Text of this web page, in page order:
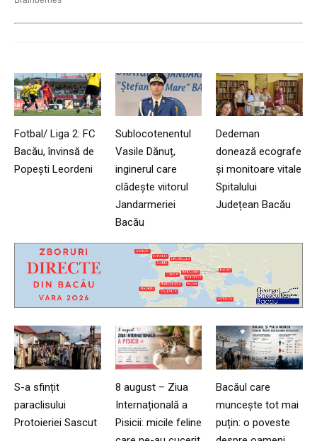
Fotbal/ Liga 2: FC
Bacău, învinsă de
Popești Leordeni
Sublocotenentul
Vasile Dănuț,
inginerul care
clădește viitorul
Jandarmeriei
Bacău
Dedeman
donează ecografe
și monitoare vitale
Spitalului
Județean Bacău
S-a sfințit
paraclisului
Protoieriei Sascut
8 august – Ziua
Internațională a
Pisicii: micile feline
Bacăul care
muncește tot mai
puțin: o poveste